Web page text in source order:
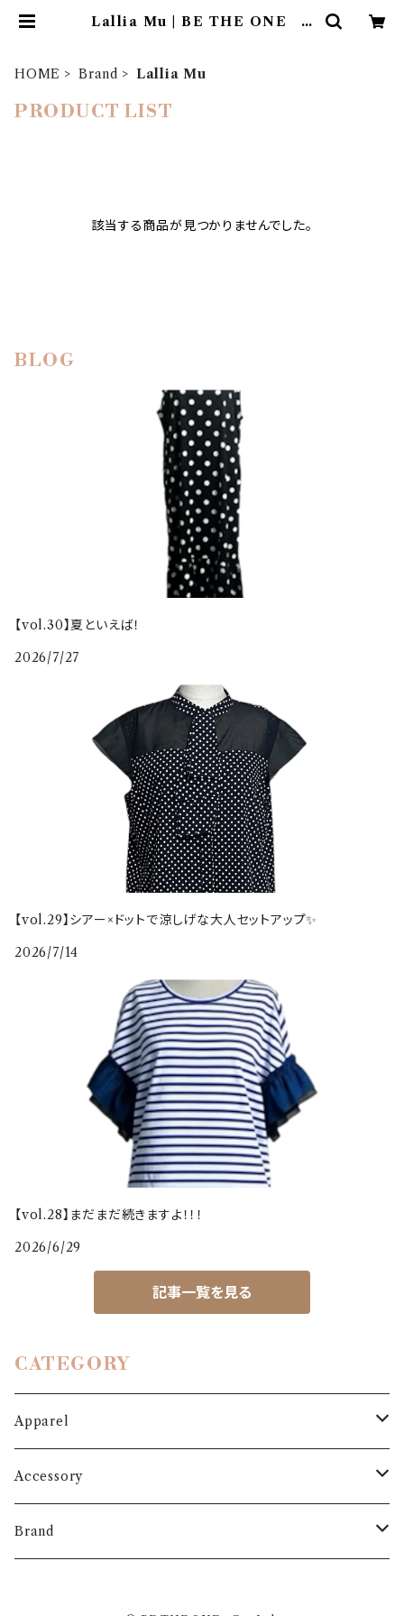
Lallia Mu | BE THE ONE C
HOME Brand Lallia Mu
PRODUCT LIST
該当する商品が見つかりませんでした。
BLOG
【vol.30】夏といえば！
2026/7/27
【vol.29】シアー×ドットで涼しげな大人セットアップ✨
2026/7/14
【vol.28】まだまだ続きますよ！！！
2026/6/29
記事一覧を見る
CATEGORY
Apparel
Outer
Coat
Bottoms
Accessory
Shoes
Brand